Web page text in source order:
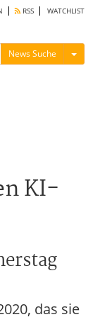
RSS WATCHLIST
News Suche Menü
KI-
das sie